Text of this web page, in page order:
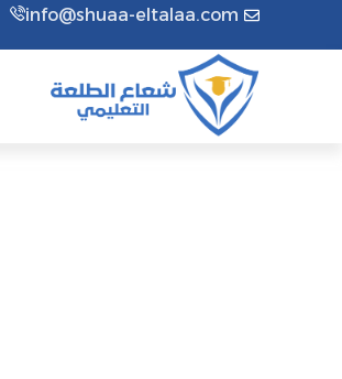
info@shuaa-eltalaa.com